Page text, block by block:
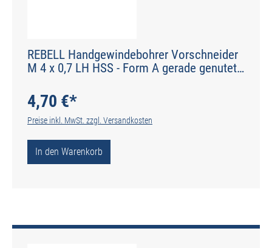
REBELL Handgewindebohrer Vorschneider
M 4 x 0,7 LH HSS - Form A gerade genutet -
4,70 €*
Preise inkl. MwSt. zzgl. Versandkosten
In den Warenkorb